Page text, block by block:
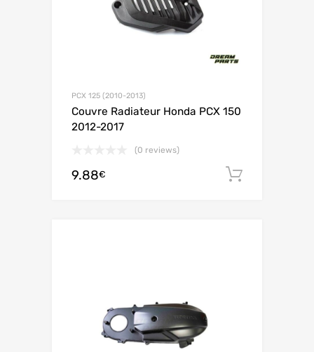
PCX 125 (2010-2013)
Couvre Radiateur Honda PCX 150
2012-2017
(0 reviews)
9.88€